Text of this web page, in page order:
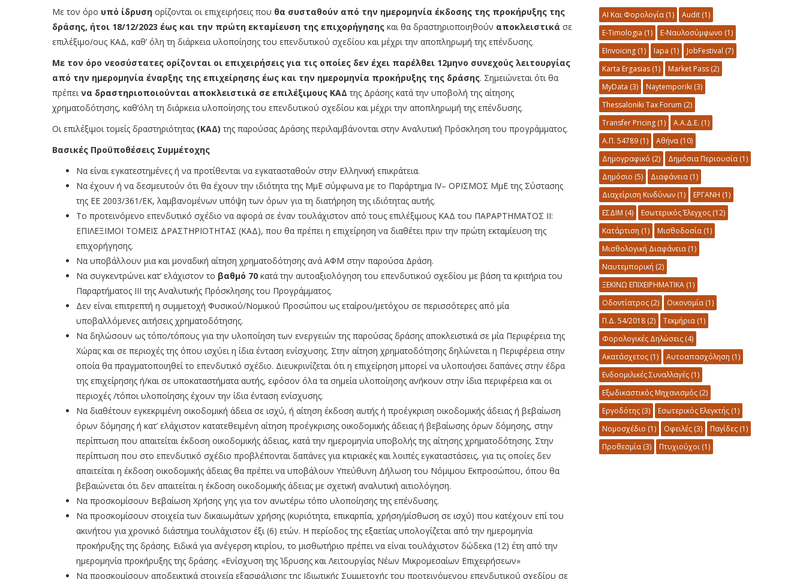
Με τον όρο υπό ίδρυση ορίζονται οι επιχειρήσεις που θα συσταθούν από την ημερομηνία έκδοσης της προκήρυξης της
δράσης, ήτοι 18/12/2023 έως και την πρώτη εκταμίευση της επιχορήγησης και θα δραστηριοποιηθούν αποκλειστικά σε
επιλέξιμο/ους ΚΑΔ, καθ’ όλη τη διάρκεια υλοποίησης του επενδυτικού σχεδίου και μέχρι την αποπληρωμή της επένδυσης.
Με τον όρο νεοσύστατες ορίζονται οι επιχειρήσεις για τις οποίες δεν έχει παρέλθει 12μηνο συνεχούς λειτουργίας
από την ημερομηνία έναρξης της επιχείρησης έως και την ημερομηνία προκήρυξης της δράσης. Σημειώνεται ότι θα
πρέπεινα δραστηριοποιούνται αποκλειστικά σε επιλέξιμους ΚΑΔ της Δράσης κατά την υποβολή της αίτησης
χρηματοδότησης, καθ’όλη τη διάρκεια υλοποίησης του επενδυτικού σχεδίου και μέχρι την αποπληρωμή της επένδυσης.
Οι επιλέξιμοι τομείς δραστηριότητας (ΚΑΔ) της παρούσας Δράσης περιλαμβάνονται στην Αναλυτική Πρόσκληση του προγράμματος.
Βασικές Προϋποθέσεις Συμμέτοχης
Να είναι εγκατεστημένες ή να προτίθενται να εγκατασταθούν στην Ελληνική επικράτεια.
Να έχουν ή να δεσμευτούν ότι θα έχουν την ιδιότητα της ΜμΕ σύμφωνα με το Παράρτημα IV– ΟΡΙΣΜΟΣ ΜμΕ της Σύστασης
της ΕΕ 2003/361/ΕΚ, λαμβανομένων υπόψη των όρων για τη διατήρηση της ιδιότητας αυτής.
Το προτεινόμενο επενδυτικό σχέδιο να αφορά σε έναν τουλάχιστον από τους επιλέξιμους ΚΑΔ του ΠΑΡΑΡΤΗΜΑΤΟΣ II:
ΕΠΙΛΕΞΙΜΟΙ ΤΟΜΕΙΣ ΔΡΑΣΤΗΡΙΟΤΗΤΑΣ (ΚΑΔ), που θα πρέπει η επιχείρηση να διαθέτει πριν την πρώτη εκταμίευση της
επιχορήγησης.
Να υποβάλλουν μια και μοναδική αίτηση χρηματοδότησης ανά ΑΦΜ στην παρούσα Δράση.
Να συγκεντρώνει κατ’ ελάχιστον το βαθμό 70 κατά την αυτοαξιολόγηση του επενδυτικού σχεδίου με βάση τα κριτήρια του
Παραρτήματος ΙΙΙ της Αναλυτικής Πρόσκλησης του Προγράμματος.
Δεν είναι επιτρεπτή η συμμετοχή Φυσικού/Νομικού Προσώπου ως εταίρου/μετόχου σε περισσότερες από μία
υποβαλλόμενες αιτήσεις χρηματοδότησης.
Να δηλώσουν ως τόπο/τόπους για την υλοποίηση των ενεργειών της παρούσας δράσης αποκλειστικά σε μία Περιφέρεια της
Χώρας και σε περιοχές της όπου ισχύει η ίδια ένταση ενίσχυσης. Στην αίτηση χρηματοδότησης δηλώνεται η Περιφέρεια στην
οποία θα πραγματοποιηθεί το επενδυτικό σχέδιο. Διευκρινίζεται ότι η επιχείρηση μπορεί να υλοποιήσει δαπάνες στην έδρα
της επιχείρησης ή/και σε υποκαταστήματα αυτής, εφόσον όλα τα σημεία υλοποίησης ανήκουν στην ίδια περιφέρεια και οι
περιοχές /τόποι υλοποίησης έχουν την ίδια ένταση ενίσχυσης.
Να διαθέτουν εγκεκριμένη οικοδομική άδεια σε ισχύ, ή αίτηση έκδοση αυτής ή προέγκριση οικοδομικής άδειας ή βεβαίωση
όρων δόμησης ή κατ’ ελάχιστον κατατεθειμένη αίτηση προέγκρισης οικοδομικής άδειας ή βεβαίωσης όρων δόμησης, στην
περίπτωση που απαιτείται έκδοση οικοδομικής άδειας, κατά την ημερομηνία υποβολής της αίτησης χρηματοδότησης. Στην
περίπτωση που στο επενδυτικό σχέδιο προβλέπονται δαπάνες για κτιριακές και λοιπές εγκαταστάσεις, για τις οποίες δεν
απαιτείται η έκδοση οικοδομικής άδειας θα πρέπει να υποβάλουν Υπεύθυνη Δήλωση του Νόμιμου Εκπροσώπου, όπου θα
βεβαιώνεται ότι δεν απαιτείται η έκδοση οικοδομικής άδειας με σχετική αναλυτική αιτιολόγηση.
Να προσκομίσουν Βεβαίωση Χρήσης γης για τον ανωτέρω τόπο υλοποίησης της επένδυσης.
Να προσκομίσουν στοιχεία των δικαιωμάτων χρήσης (κυριότητα, επικαρπία, χρήση/μίσθωση σε ισχύ) που κατέχουν επί του
ακινήτου για χρονικό διάστημα τουλάχιστον έξι (6) ετών. Η περίοδος της εξαετίας υπολογίζεται από την ημερομηνία
προκήρυξης της δράσης. Ειδικά για ανέγερση κτιρίου, το μισθωτήριο πρέπει να είναι τουλάχιστον δώδεκα (12) έτη από την
ημερομηνία προκήρυξης της δράσης. «Ενίσχυση της Ίδρυσης και Λειτουργίας Νέων Μικρομεσαίων Επιχειρήσεων»
Να προσκομίσουν αποδεικτικά στοιχεία εξασφάλισης της Ιδιωτικής Συμμετοχής του προτεινόμενου επενδυτικού σχεδίου σε
AI Και Φορολογία (1) Audit (1)
E-Timologia (1) E-Ναυλοσύμφωνο (1)
EInvoicing (1) Iapa (1) JobFestival (7)
Karta Ergasias (1) Market Pass (2)
MyData (3) Naytemporiki (3)
Thessaloniki Tax Forum (2)
Transfer Pricing (1) Α.Α.Δ.Ε. (1)
Α.Π. 54789 (1) Αθήνα (10)
Δημογραφικό (2) Δημόσια Περιουσία (1)
Δημόσιο (5) Διαφάνεια (1)
Διαχείριση Κινδύνων (1) ΕΡΓΑΝΗ (1)
ΕΣΔΙΜ (4) Εσωτερικός Έλεγχος (12)
Κατάρτιση (1) Μισθοδοσία (1)
Μισθολογική Διαφάνεια (1)
Ναυτεμπορική (2)
ΞΕΚΙΝΩ ΕΠΙΧΕΙΡΗΜΑΤΙΚΑ (1)
Οδοντίατρος (2) Οικονομία (1)
Π.Δ. 54/2018 (2) Τεκμήρια (1)
Φορολογικές Δηλώσεις (4)
Ακατάσχετος (1) Αυτοαπασχόληση (1)
Ενδοομιλικές Συναλλαγές (1)
Εξωδικαστικός Μηχανισμός (2)
Εργοδότης (3) Εσωτερικός Ελεγκτής (1)
Νομοσχέδιο (1) Οφειλές (3) Παγίδες (1)
Προθεσμία (3) Πτυχιούχοι (1)